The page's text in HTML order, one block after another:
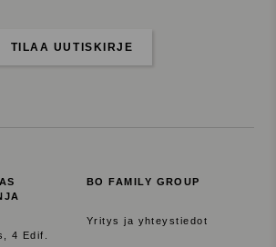
i
s
v
4 Edif.
BO FAMILY GROUP
Yritys ja yhteystiedot
TILAA UUTISKIRJE